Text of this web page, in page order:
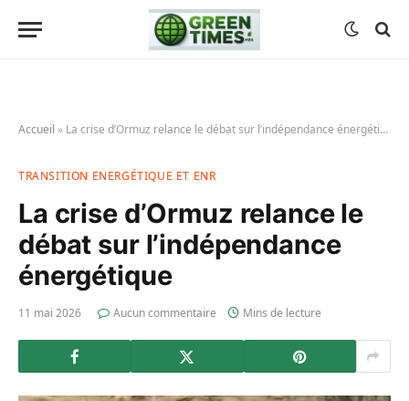
Accueil » La crise d’Ormuz relance le débat sur l’indépendance énergétique
TRANSITION ENERGÉTIQUE ET ENR
La crise d’Ormuz relance le
débat sur l’indépendance
énergétique
11 mai 2026 Aucun commentaire Mins de lecture